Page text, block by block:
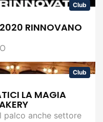
Club
2020 RINNOVANO
Club
LA MAGIA
palco anche settore